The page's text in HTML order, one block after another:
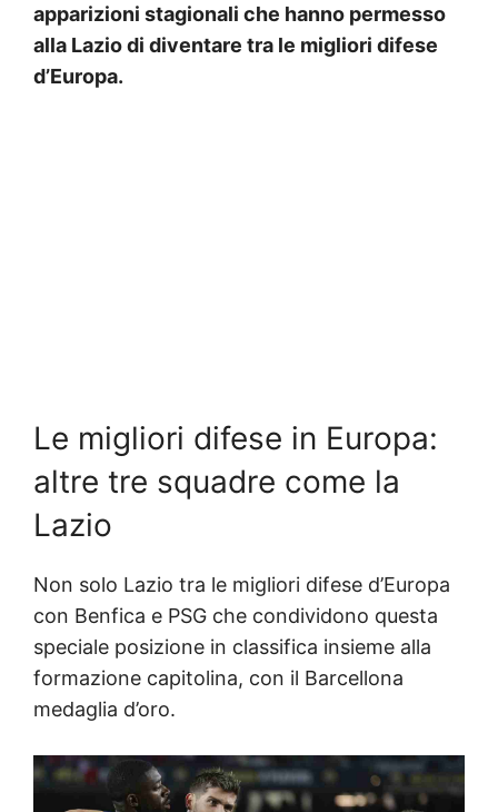
apparizioni stagionali che hanno permesso
alla Lazio di diventare tra le migliori difese
d’Europa.
Le migliori difese in Europa:
altre tre squadre come la
Lazio
Non solo Lazio tra le migliori difese d’Europa
con Benfica e PSG che condividono questa
speciale posizione in classifica insieme alla
formazione capitolina, con il Barcellona
medaglia d’oro.